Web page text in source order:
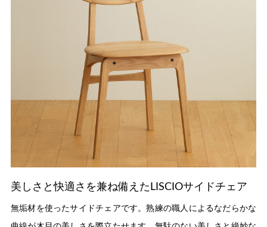
美しさと快適さを兼ね備えたLISCIOサイドチェア
無垢材を使ったサイドチェアです。熟練の職人によるなだらかな